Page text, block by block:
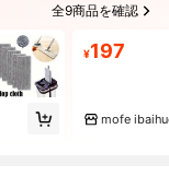
全9商品を確認
¥197
mofe